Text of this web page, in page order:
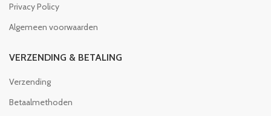
Privacy Policy
Algemeen voorwaarden
VERZENDING & BETALING
Verzending
Betaalmethoden